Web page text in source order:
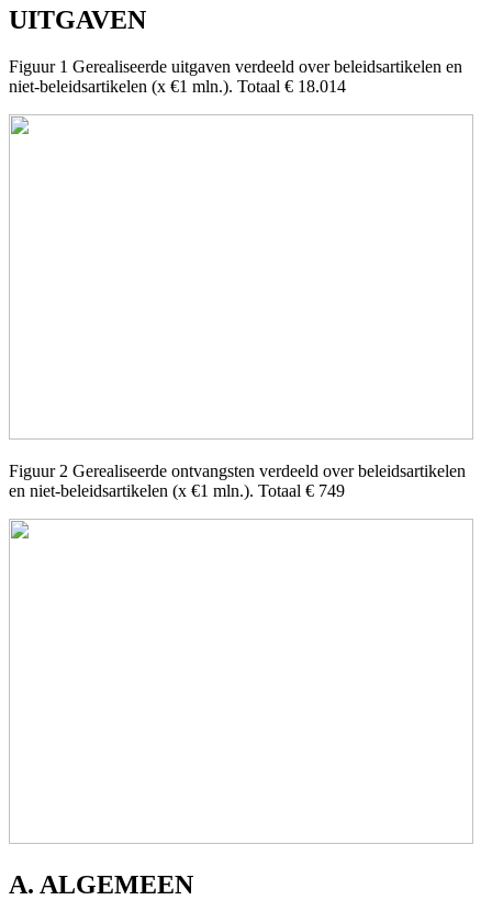
UITGAVEN
Figuur 1 Gerealiseerde uitgaven verdeeld over beleidsartikelen en
niet-beleidsartikelen (x €1 mln.). Totaal € 18.014
Figuur 2 Gerealiseerde ontvangsten verdeeld over beleidsartikelen
en niet-beleidsartikelen (x €1 mln.). Totaal € 749
A. ALGEMEEN